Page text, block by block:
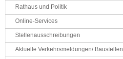
Rathaus und Politik
Online-Services
Stellenausschreibungen
Aktuelle Verkehrsmeldungen/ Baustellen